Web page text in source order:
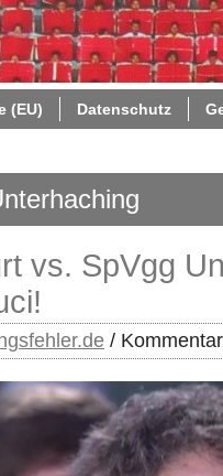
(EU) Datenschutz
vs. SpVgg
/